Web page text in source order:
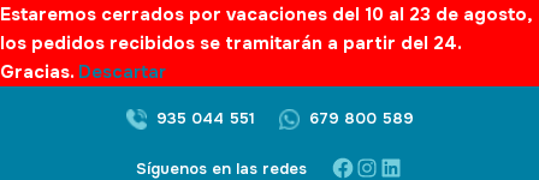
Estaremos cerrados por vacaciones del 10 al 23 de agosto,
los pedidos recibidos se tramitarán a partir del 24.
Gracias. Descartar
935 044 551 679 800 589
Síguenos en las redes Facebook
Instagram
LinkedIn